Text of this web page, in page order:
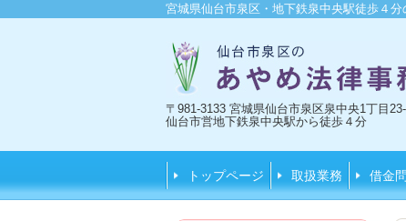
宮城県仙台市泉区・地下鉄泉中央駅徒歩４
〒981-3133 宮城県仙台市泉区泉中央1丁目
仙台市営地下鉄泉中央駅から徒歩４分
トップページ 取扱業務 借金